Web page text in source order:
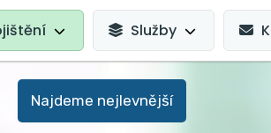
Služby
Najdeme nejlevnější